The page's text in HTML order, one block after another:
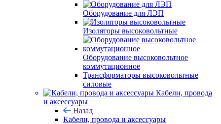
Оборудование для ЛЭП
Изоляторы высоковольтные
Оборудование высоковольтное
коммутационное
Трансформаторы высоковольтные
силовые
Кабели, провода
и аксессуары
Назад
Кабели, провода и аксессуары